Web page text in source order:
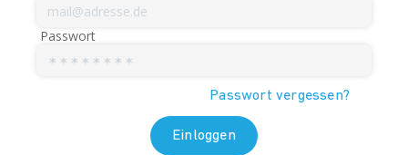
Passwort
Passwort vergessen?
Einloggen